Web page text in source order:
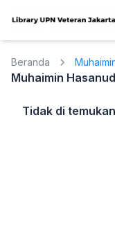
Beranda
Muhaimin
Tidak di